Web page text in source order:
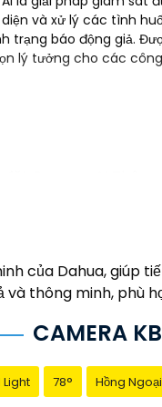
và xử lý các tình
báo động giả.
lý tưởng cho các
✴️2:**Giám Sát Thời
hoặc máy tính cá
minh sự kiện. ✺
an ninh hoàn
của Dahua, giúp
thông minh, phù
CAMERA
Light 78° Hồng Ngoại